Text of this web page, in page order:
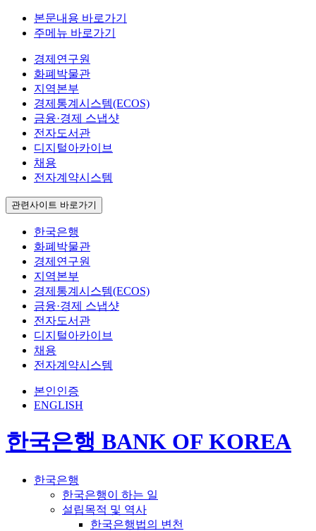
본문내용 바로가기
주메뉴 바로가기
경제연구원
화폐박물관
지역본부
경제통계시스템(ECOS)
금융·경제 스냅샷
전자도서관
디지털아카이브
채용
전자계약시스템
관련사이트 바로가기
한국은행
화폐박물관
경제연구원
지역본부
경제통계시스템(ECOS)
금융·경제 스냅샷
전자도서관
디지털아카이브
채용
전자계약시스템
본인인증
ENGLISH
한국은행 BANK OF KOREA
한국은행
한국은행이 하는 일
설립목적 및 역사
한국은행법의 변천